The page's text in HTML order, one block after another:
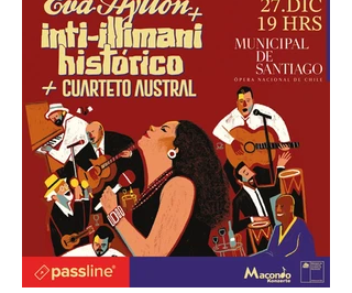
Cinema, un restaurante temático
inspirado en el concepto de un museo de
Hollywood, que promete transportar a sus
visitantes a distintos